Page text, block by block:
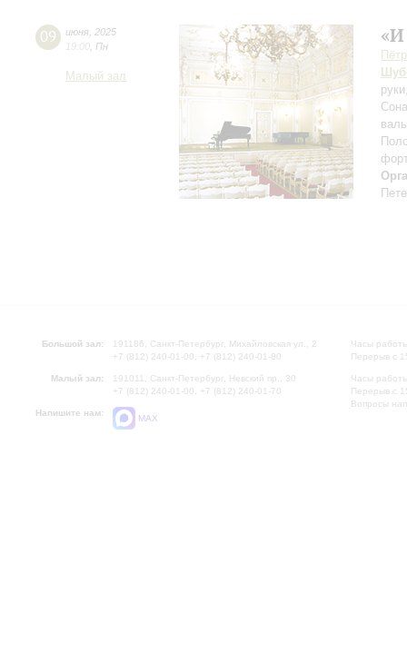
09 июня 2025
19:00 Пн
Малый зал
«И
Большой зал:
191186, Санкт-Петербург, Михайловская ул., 2
+7 (812) 240-01-00, +7 (812) 240-01-80
Малый зал:
191011, Санкт-Петербург, Невский пр., 30
+7 (812) 240-01-00, +7 (812) 240-01-70
Напишите нам:
MAX
Часы
Перерыв с
Часы
Перерыв с
Вопросы